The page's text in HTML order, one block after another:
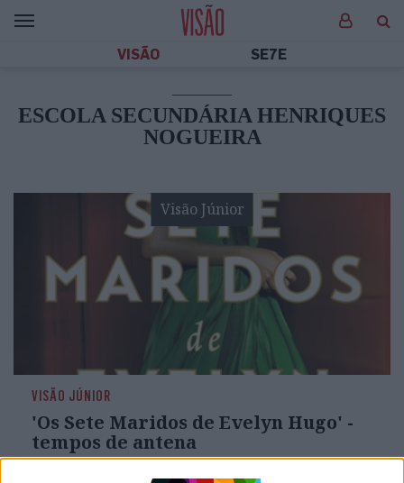
VISÃO SE7E
ESCOLA SECUNDÁRIA HENRIQUES
NOGUEIRA
Visão Júnior
VISÃO JÚNIOR
'Os Sete Maridos de Evelyn Hugo' -
tempos de antena